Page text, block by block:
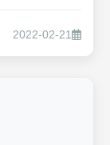
2022-02-21